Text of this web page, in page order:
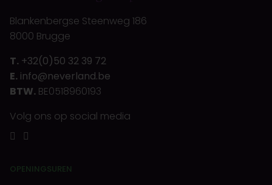
Blankenbergse Steenweg 186
8000 Brugge
T. +32(0)50 32 39 72
E. info@neverland.be
BTW. BE0518960193
Volg ons op social media
OPENINGSUREN